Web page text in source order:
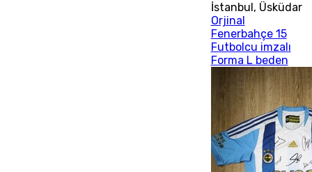
İstanbul , Üsküdar
Orjinal
Fenerbahçe 15
Futbolcu imzalı
Forma L beden